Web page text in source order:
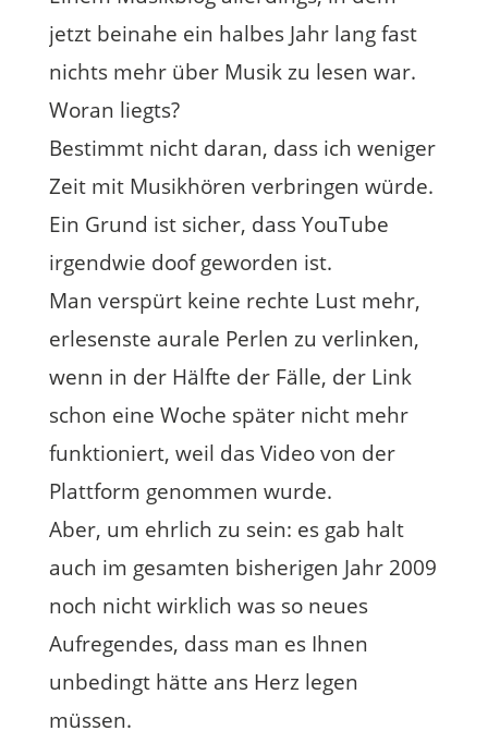
jetzt beinahe ein halbes Jahr lang fast
nichts mehr über Musik zu lesen war.
Woran liegts?
Bestimmt nicht daran, dass ich weniger
Zeit mit Musikhören verbringen würde.
Ein Grund ist sicher, dass YouTube
irgendwie doof geworden ist.
Man verspürt keine rechte Lust mehr,
erlesenste aurale Perlen zu verlinken,
wenn in der Hälfte der Fälle, der Link
schon eine Woche später nicht mehr
funktioniert, weil das Video von der
Plattform genommen wurde.
Aber, um ehrlich zu sein: es gab halt
auch im gesamten bisherigen Jahr 2009
noch nicht wirklich was so neues
Aufregendes, dass man es Ihnen
unbedingt hätte ans Herz legen
müssen.